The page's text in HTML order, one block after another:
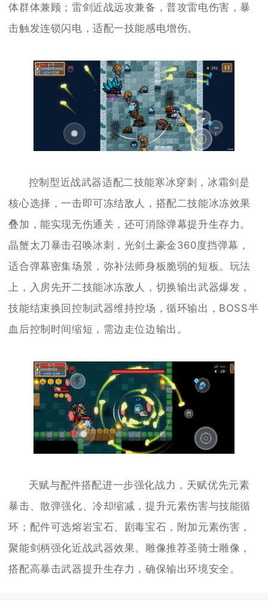
体群体兼顾；雷剑近战远攻兼备，普攻雷电伤害，暴
击触发连锁闪电，适配一技能感电增伤。
控制型近战武器适配二技能寒冰穿刺，冰霜剑是
核心选择，一击即可冻结敌人，搭配二技能冰冻效果
叠加，能实现无伤通关，还可消除弹幕提升生存力。
晶蟹太刀暴击召唤冰刺，光剑土豪金360度挡弹幕，
适合弹幕密集场景，弥补法师身板脆弱的短板。玩法
上，入房先开二技能冰冻敌人，切换输出武器爆发，
技能结束换回控制武器维持控场，循环输出，BOSS半
血后控制时间缩短，需边走位边输出。
天赋与配件搭配进一步强化战力，天赋优先元素
暴击、散弹强化、冷却缩减，提升元素伤害与技能循
环；配件可选熔岩宝石、剧毒宝石，附加元素伤害，
聚能剑柄强化近战武器效果。雕像推荐圣骑士雕像，
搭配高暴击武器提升生存力，确保输出环境安全。